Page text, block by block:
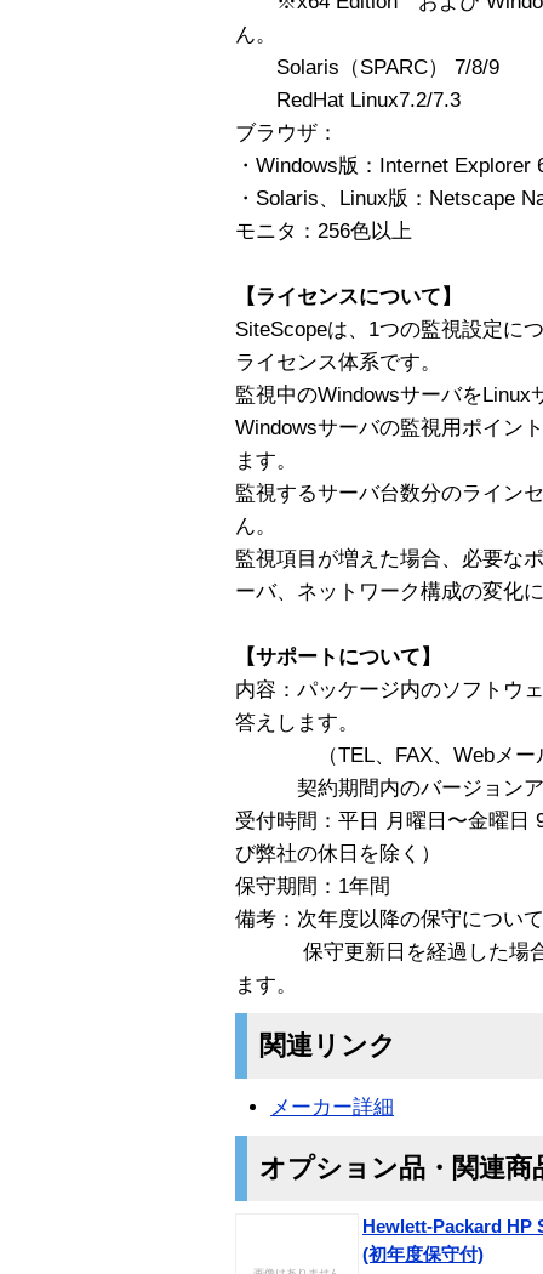
ん。
Solaris（SPARC） 7/8/9
RedHat Linux7.2/7.3
ブラウザ：
・Windows版：Internet
・Solaris、Linux版：Netscape
モニタ：256色以上
【ライセンスについて】
SiteScopeは、1つの監視設定に
ライセンス体系です。
監視中のWindowsサーバをLinux
Windowsサーバの監視用ポイン
ます。
監視するサーバ台数分のライン
ん。
監視項目が増えた場合、必要な
ーバ、ネットワーク構成の変化
【サポートについて】
内容：パッケージ内のソフトウ
答えします。
（TEL、FAX、Webメー
契約期間内のバージョンア
受付時間：平日 月曜日〜金曜日
び弊社の休日を除く）
保守期間：1年間
備考：次年度以降の保守につい
保守更新日を経過した場合
ます。
関連リンク
メーカー詳細
オプション品・関連商
Hewlett-Packard HP
(初年度保守付)